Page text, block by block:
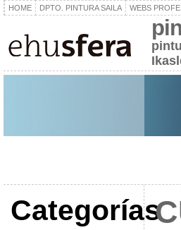
HOME DPTO. PINTURA SAILA WEBS
Categorías